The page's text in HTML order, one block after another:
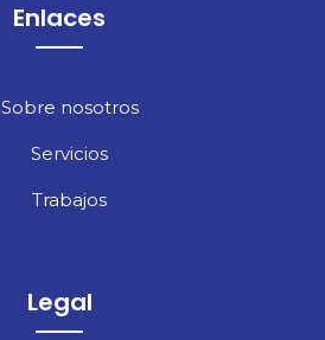
Enlaces
Sobre nosotros
Servicios
Trabajos
Legal